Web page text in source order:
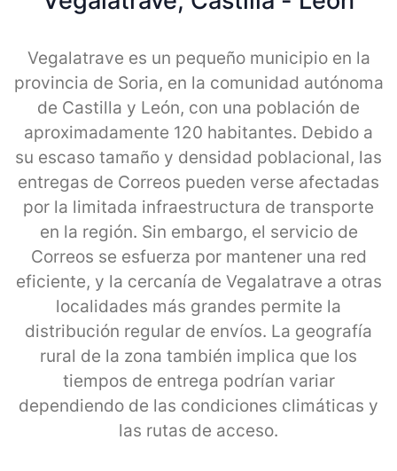
Vegalatrave es un pequeño municipio en la
provincia de Soria, en la comunidad autónoma
de Castilla y León, con una población de
aproximadamente 120 habitantes. Debido a
su escaso tamaño y densidad poblacional, las
entregas de Correos pueden verse afectadas
por la limitada infraestructura de transporte
en la región. Sin embargo, el servicio de
Correos se esfuerza por mantener una red
eficiente, y la cercanía de Vegalatrave a otras
localidades más grandes permite la
distribución regular de envíos. La geografía
rural de la zona también implica que los
tiempos de entrega podrían variar
dependiendo de las condiciones climáticas y
las rutas de acceso.